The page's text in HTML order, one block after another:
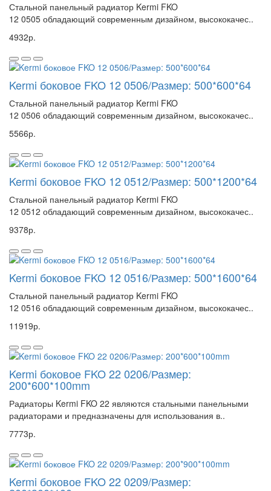
Стальной панельный радиатор Kermi FKO
12 0505 обладающий современным дизайном, высококачес..
4932р.
Kermi боковое FKO 12 0506/Размер: 500*600*64
Стальной панельный радиатор Kermi FKO
12 0506 обладающий современным дизайном, высококачес..
5566р.
Kermi боковое FKO 12 0512/Размер: 500*1200*64
Стальной панельный радиатор Kermi FKO
12 0512 обладающий современным дизайном, высококачес..
9378р.
Kermi боковое FKO 12 0516/Размер: 500*1600*64
Стальной панельный радиатор Kermi FKO
12 0516 обладающий современным дизайном, высококачес..
11919р.
Kermi боковое FKO 22 0206/Размер:
200*600*100mm
Радиаторы Kermi FKO 22 являются стальными панельными
радиаторами и предназначены для использования в..
7773р.
Kermi боковое FKO 22 0209/Размер: